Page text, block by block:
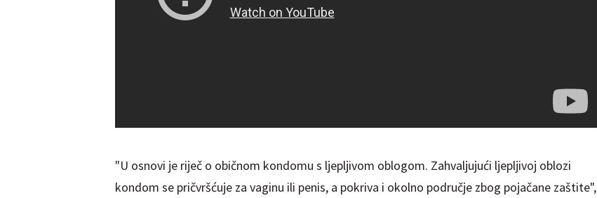
"U osnovi je riječ o običnom kondomu s ljepljivom oblogom. Zahvaljujući ljepljivoj oblozi
kondom se pričvršćuje za vaginu ili penis, a pokriva i okolno područje zbog pojačane zaštite",